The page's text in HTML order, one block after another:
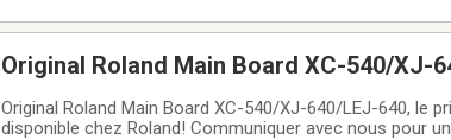
Original Roland Main Board XC-540/XJ-
Original Roland Main Board XC-540/XJ-640/LEJ-640, le
disponible chez Roland! Communiquer avec nous pour